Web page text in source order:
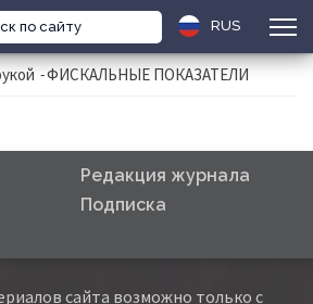
RUS
-ФИСКАЛЬНЫЕ ПОКАЗАТЕЛИ
Редакция журнала
Подписка
сайта возможно только с